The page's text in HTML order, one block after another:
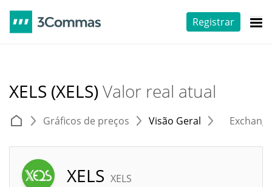
Registrar
XELS (XELS)Valor real atual
Gráficos de preços Visão Geral
XELS XELS